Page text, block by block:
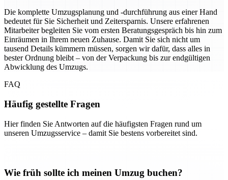
Die komplette Umzugsplanung und -durchführung aus einer Hand
bedeutet für Sie Sicherheit und Zeitersparnis. Unsere erfahrenen
Mitarbeiter begleiten Sie vom ersten Beratungsgespräch bis hin zum
Einräumen in Ihrem neuen Zuhause. Damit Sie sich nicht um
tausend Details kümmern müssen, sorgen wir dafür, dass alles in
bester Ordnung bleibt – von der Verpackung bis zur endgültigen
Abwicklung des Umzugs.
FAQ
Häufig gestellte Fragen
Hier finden Sie Antworten auf die häufigsten Fragen rund um
unseren Umzugsservice – damit Sie bestens vorbereitet sind.
Wie früh sollte ich meinen Umzug buchen?